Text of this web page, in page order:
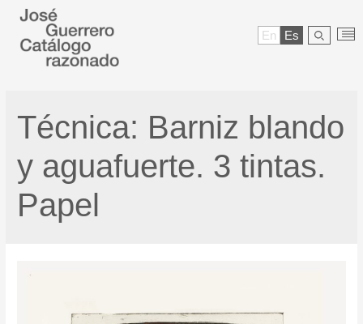
En Es
Técnica: Barniz blando
y aguafuerte. 3 tintas.
Papel